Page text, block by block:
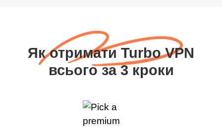
Як отримати Turbo VPN
всього за 3 кроки